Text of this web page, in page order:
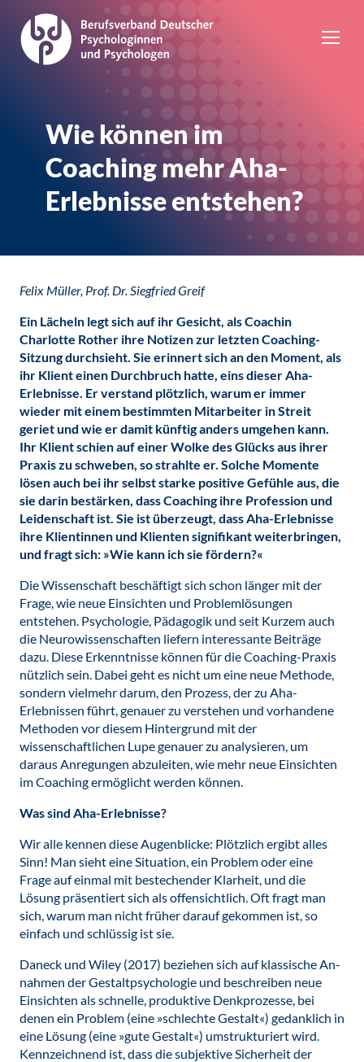
Wie können im
Coaching mehr Aha-
Erlebnisse entstehen?
Felix Müller, Prof. Dr. Siegfried Greif
Ein Lächeln legt sich auf ihr Gesicht, als Coachin
Charlotte Rother ihre Notizen zur letzten Coaching-
Sitzung durchsieht. Sie erinnert sich an den Moment, als
ihr Klient einen Durchbruch hatte, eins dieser Aha-
Erlebnisse. Er verstand plötzlich, warum er immer
wieder mit einem bestimmten Mitarbeiter in Streit
geriet und wie er damit künftig anders umgehen kann.
Ihr Klient schien auf einer Wolke des Glücks aus ihrer
Praxis zu schweben, so strahlte er. Solche Momente
lösen auch bei ihr selbst starke positive Gefühle aus, die
sie darin bestärken, dass Coaching ihre Profession und
Leidenschaft ist. Sie ist überzeugt, dass Aha-Erlebnisse
ihre Klientinnen und Klienten signifikant weiterbringen,
und fragt sich: »Wie kann ich sie fördern?«
Die Wissenschaft beschäftigt sich schon länger mit der
Frage, wie neue Einsichten und Problemlösungen
entstehen. Psychologie, Pädagogik und seit Kurzem auch
die Neurowissenschaften liefern interessante Beiträge
dazu. Diese Erkenntnisse können für die Coaching-Praxis
nützlich sein. Dabei geht es nicht um eine neue Methode,
sondern vielmehr darum, den Prozess, der zu Aha-
Erlebnissen führt, genauer zu verstehen und vorhandene
Methoden vor diesem Hintergrund mit der
wissenschaftlichen Lupe genauer zu analysieren, um
daraus Anregungen abzuleiten, wie mehr neue Einsichten
im Coaching ermöglicht werden können.
Was sind Aha-Erlebnisse?
Wir alle kennen diese Augenblicke: Plötzlich ergibt alles
Sinn! Man sieht eine Situation, ein Problem oder eine
Frage auf einmal mit bestechender Klarheit, und die
Lösung präsentiert sich als offensichtlich. Oft fragt man
sich, warum man nicht früher darauf gekommen ist, so
einfach und schlüssig ist sie.
Daneck und Wiley (2017) beziehen sich auf klassische An-
nahmen der Gestaltpsychologie und beschreiben neue
Einsichten als schnelle, produktive Denkprozesse, bei
denen ein Problem (eine »schlechte Gestalt«) gedanklich in
eine Lösung (eine »gute Gestalt«) umstrukturiert wird.
Kennzeichnend ist, dass die subjektive Sicherheit der